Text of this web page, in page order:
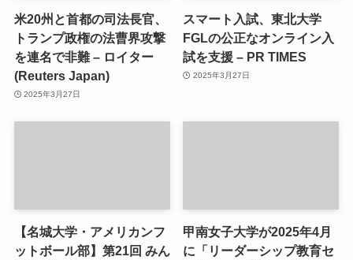
米20州と首都の司法長官、
トランプ政権の法曹界攻撃
を連名で非難 – ロイター
(Reuters Japan)
2025年3月27日
スマート入試、東北大学
FGLの公正なオンライン入
試を支援 – PR TIMES
2025年3月27日
【名城大学・アメリカンフ
ットボール部】第21回 みん
甲南女子大学が2025年4月
に「リーダーシップ教育セ